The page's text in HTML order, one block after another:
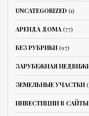
UNCATEGORIZED (1)
АРЕНДА ДОМА(77)
БЕЗ РУБРИКИ(97)
ЗАРУБЕЖНАЯ
ЗЕМЕЛЬНЫЕ УЧАСТКИ
ИНВЕСТИЦИИ В САЙТЫ